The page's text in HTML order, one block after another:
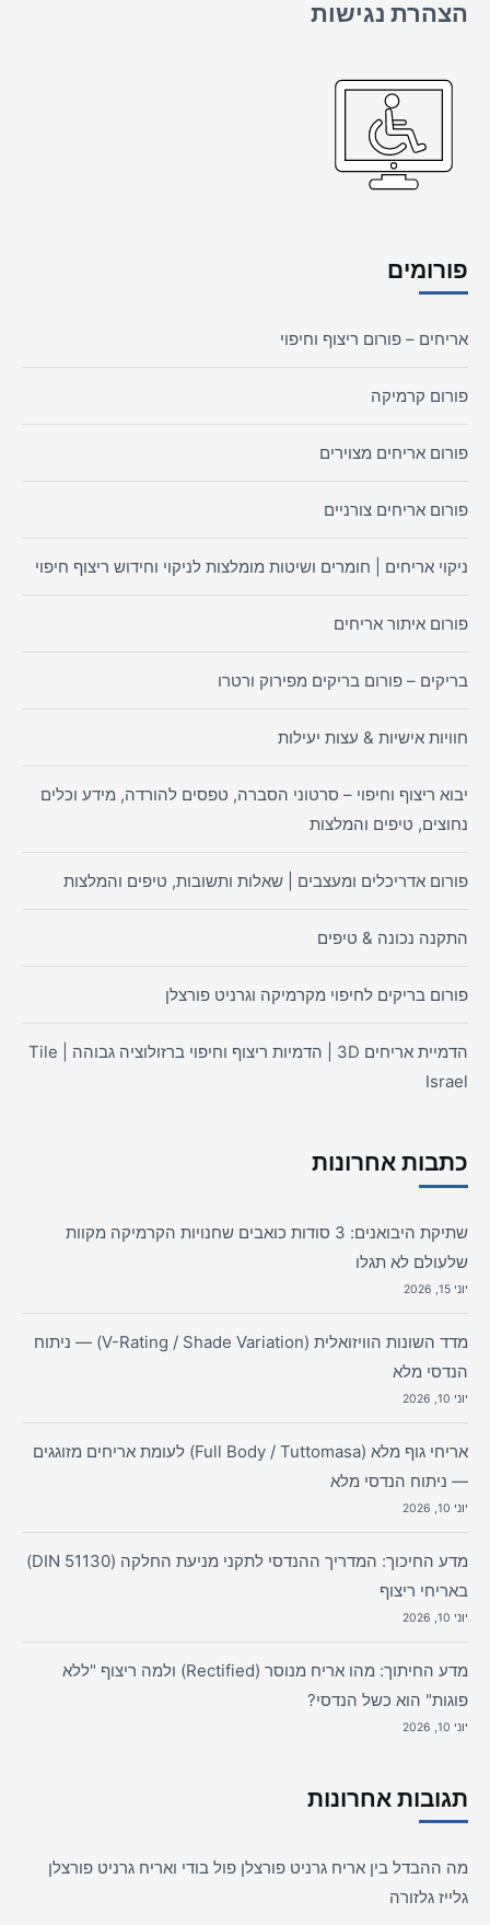
הצהרת נגישות
פורומים
אריחים – פורום ריצוף וחיפוי
פורום קרמיקה
פורום אריחים מצוירים
פורום אריחים צורניים
ניקוי אריחים | חומרים ושיטות מומלצות לניקוי וחידוש ריצוף חיפוי
פורום איתור אריחים
בריקים – פורום בריקים מפירוק ורטרו
חוויות אישיות & עצות יעילות
יבוא ריצוף וחיפוי – סרטוני הסברה, טפסים להורדה, מידע וכלים
נחוצים, טיפים והמלצות
פורום אדריכלים ומעצבים | שאלות ותשובות, טיפים והמלצות
התקנה נכונה & טיפים
פורום בריקים לחיפוי מקרמיקה וגרניט פורצלן
הדמיית אריחים 3D | הדמיות ריצוף וחיפוי ברזולוציה גבוהה | Tile
Israel
כתבות אחרונות
שתיקת היבואנים: 3 סודות כואבים שחנויות הקרמיקה מקוות
שלעולם לא תגלו
יוני 15, 2026
מדד השונות הוויזואלית (V-Rating / Shade Variation) — ניתוח
הנדסי מלא
יוני 10, 2026
אריחי גוף מלא (Full Body / Tuttomasa) לעומת אריחים מזוגגים
— ניתוח הנדסי מלא
יוני 10, 2026
מדע החיכוך: המדריך ההנדסי לתקני מניעת החלקה (DIN 51130)
באריחי ריצוף
יוני 10, 2026
מדע החיתוך: מהו אריח מנוסר (Rectified) ולמה ריצוף "ללא
פוגות" הוא כשל הנדסי?
יוני 10, 2026
תגובות אחרונות
מה ההבדל בין אריח גרניט פורצלן פול בודי ואריח גרניט פורצלן
גלייז גלזורה